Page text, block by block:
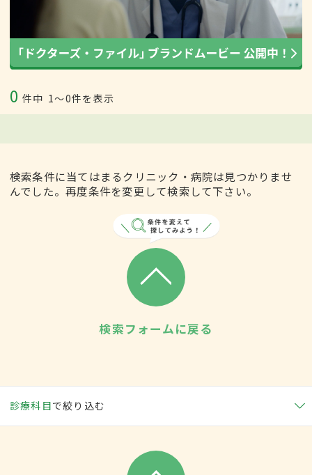
0 件中 1〜0件を表示
検索条件に当てはまるクリニック・病院は見つかりませ
んでした。再度条件を変更して検索して下さい。
検索フォームに戻る
診療科目で絞り込む